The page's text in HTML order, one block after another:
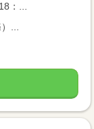
：...
...